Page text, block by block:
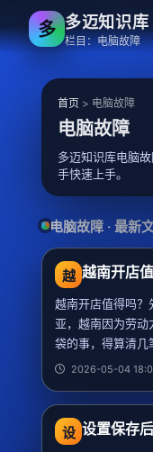
多 多迈知识库
栏目：电脑故障
首页 > 电脑故障
电脑故障
多迈知识库电脑
手快速上手。
电脑故障 · 最新
越 越南开店
越南开店值得吗？
亚，越南因为劳
袋的事，得算清几
2026-05-04
设 设置保存